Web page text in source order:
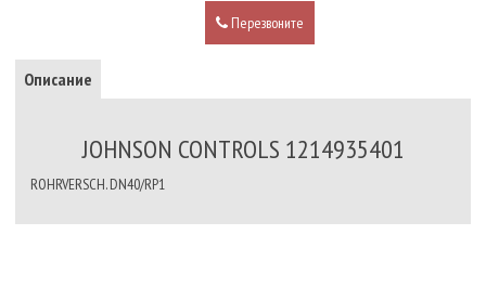
Перезвоните
Описание
JOHNSON CONTROLS 1214935401
ROHRVERSCH. DN40/RP1